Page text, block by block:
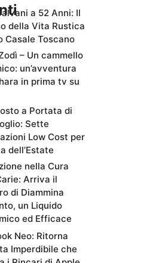
a 52 Anni: Il
della Vita Rustica
Casale Toscano
– Un cammello
un’avventura
in prima tv su
a Portata di
Sette
Low Cost per
dell’Estate
nella Cura
Arriva il
di Diammina
un Liquido
ed Efficace
Neo: Ritorna
Imperdibile che